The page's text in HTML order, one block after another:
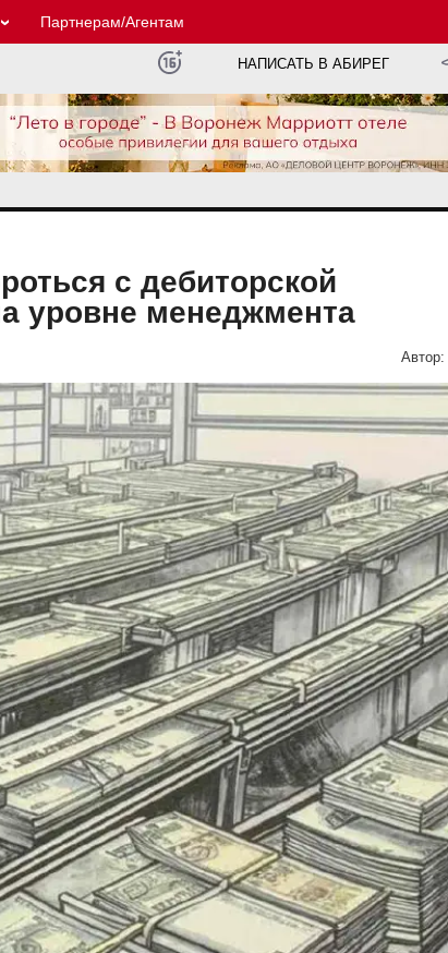
Партнерам/Агентам
НАПИСАТЬ В АБИРЕГ
с дебиторской
уровне менеджмента
Автор: